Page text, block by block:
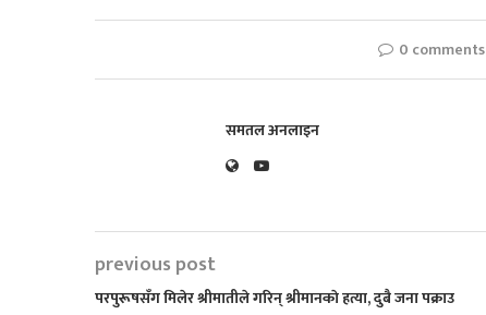
0 comments
समतल अनलाइन
previous post
परपुरूषसँग मिलेर श्रीमातीले गरिन् श्रीमानकाे हत्या, दुबै जना पक्राउ